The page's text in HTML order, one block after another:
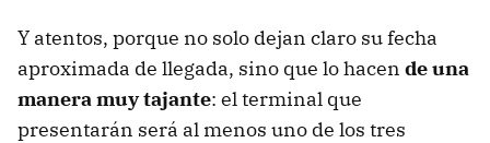
Y atentos, porque no solo dejan claro su fecha
aproximada de llegada, sino que lo hacen de una
manera muy tajante: el terminal que
presentarán será al menos uno de los tres